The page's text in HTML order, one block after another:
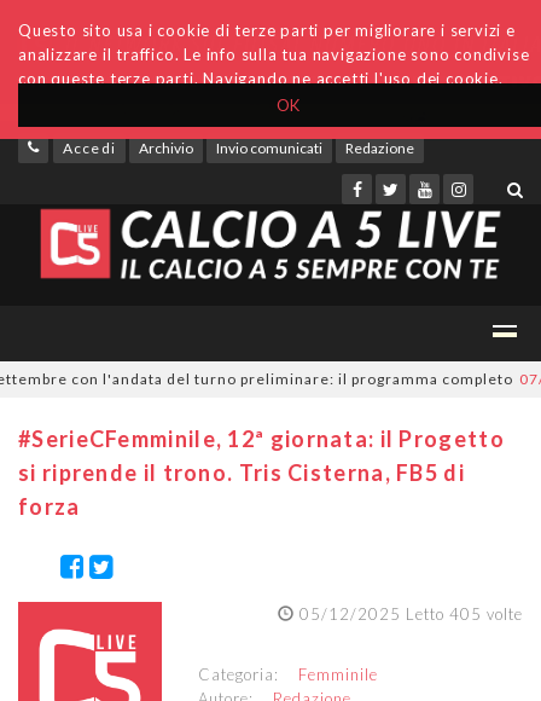
OK
Questo sito usa i cookie di terze parti per migliorare i servizi e
analizzare il traffico. Le info sulla tua navigazione sono condivise
con queste terze parti. Navigando ne accetti l'uso dei cookie.
Accedi Archivio Invio comunicati Redazione
con l'andata del turno preliminare: il programma completo 07/
#SerieCFemminile, 12ª giornata: il Progetto
si riprende il trono. Tris Cisterna, FB5 di
forza
05/12/2025 Letto 405 volte
Categoria: Femminile